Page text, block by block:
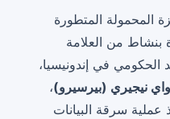
المحمولة المتطورة
بنشاط من العلامة
الحكومي في إندونيسيا،
،
عملية سرقة البيانات